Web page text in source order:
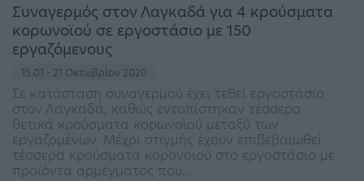
Συναγερμός στον Λαγκαδά για 4 κρούσματα
κορωνοϊού σε εργοστάσιο με 150
εργαζόμενους
15:01 - 21 Οκτωβρίου 2020
Σε κατάσταση συναγερμού έχει τεθεί εργοστάσιο
στον Λαγκαδά, καθώς εντοπίστηκαν τέσσερα
θετικά κρούσματα κορωνοϊού μεταξύ των
εργαζομένων. Μέχρι στιγμής έχουν επιβεβαιωθεί
τέσσερα κρούσματα κορονοιού στο εργοστάσιο με
προϊόντα αρμέγματος που…